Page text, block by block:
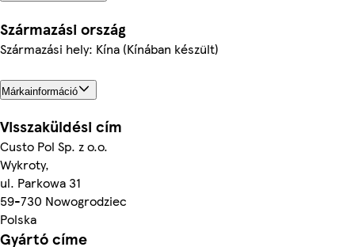
Származási ország
Származási hely: Kína (Kínában készült)
Márkainformáció
Visszaküldési cím
Custo Pol Sp. z o.o.
Wykroty,
ul. Parkowa 31
59-730 Nowogrodziec
Polska
Gyártó címe